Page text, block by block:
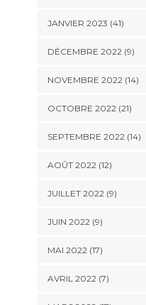
JANVIER 2023 (41)
DÉCEMBRE 2022 (9)
NOVEMBRE 2022 (14)
OCTOBRE 2022 (21)
SEPTEMBRE 2022 (14)
AOÛT 2022 (12)
JUILLET 2022 (9)
JUIN 2022 (9)
MAI 2022 (17)
AVRIL 2022 (7)